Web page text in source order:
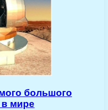
большого
в мире